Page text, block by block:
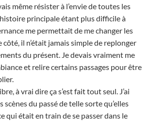
même résister à l’envie de toutes les
principale étant plus difficile à
me permettait de me changer les
côté, il n’était jamais simple de replonger
du présent. Je devais vraiment me
et relire certains passages pour être
à vrai dire ça s’est fait tout seul. J’ai
scènes du passé de telle sorte qu’elles
qui était en train de se passer dans le